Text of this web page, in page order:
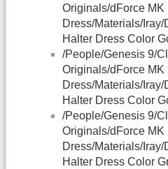
Originals/dForce
Dress/Materials/
Halter Dress Color
/People/Genesis 9/
Originals/dForce
Dress/Materials/
Halter Dress Color
/People/Genesis 9/
Originals/dForce
Dress/Materials/
Halter Dress Color